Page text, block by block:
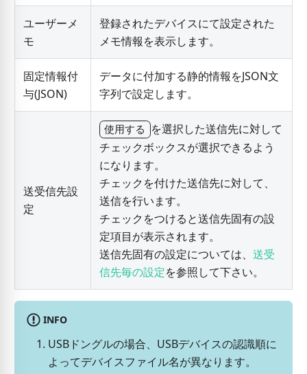
ユーザーメ
モ
登録されたデバイスにて設定された
メモ情報を表示します。
固定情報付
与(JSON)
データに付加する静的情報をJSON文
字列で設定します。
送受信先設
定
使用する を選択した送信先に対して
チェックボックスが選択できるよう
になります。
チェックを付けた送信先に対して、
送信を行います。
チェックをつけると送信先固有の設
定項目が表示されます。
送信先固有の設定については、 送受
信先毎の設定を参照して下さい。
INFO
USBドングルの場合、USBデバイスの認識順に
よってデバイスファイル名が異なります。